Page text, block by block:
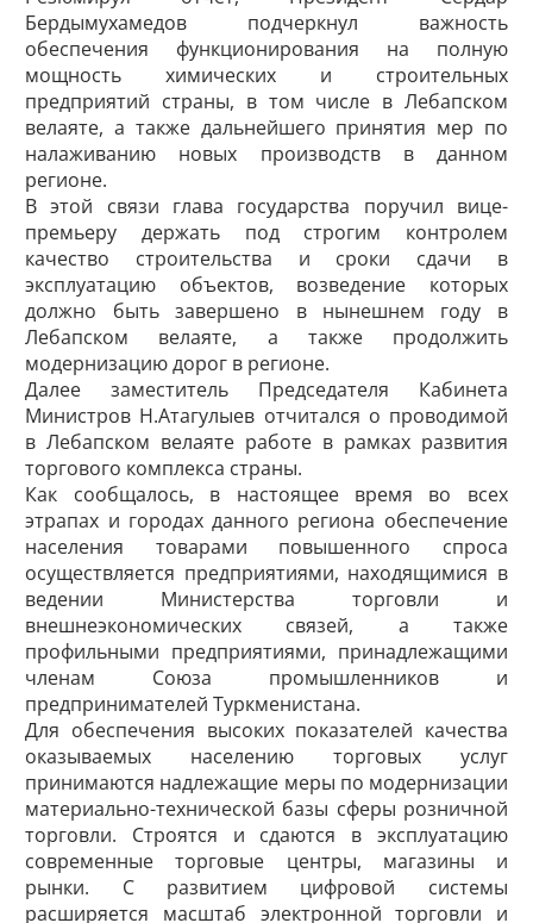
Бердымухамедов подчеркнул важность
обеспечения функционирования на полную
мощность химических и строительных
предприятий страны, в том числе в Лебапском
велаяте, а также дальнейшего принятия мер по
налаживанию новых производств в данном
регионе.
В этой связи глава государства поручил вице-
премьеру держать под строгим контролем
качество строительства и сроки сдачи в
эксплуатацию объектов, возведение которых
должно быть завершено в нынешнем году в
Лебапском велаяте, а также продолжить
модернизацию дорог в регионе.
Далее заместитель Председателя Кабинета
Министров Н.Атагулыев отчитался о проводимой
в Лебапском велаяте работе в рамках развития
торгового комплекса страны.
Как сообщалось, в настоящее время во всех
этрапах и городах данного региона обеспечение
населения товарами повышенного спроса
осуществляется предприятиями, находящимися в
ведении Министерства торговли и
внешнеэкономических связей, а также
профильными предприятиями, принадлежащими
членам Союза промышленников и
предпринимателей Туркменистана.
Для обеспечения высоких показателей качества
оказываемых населению торговых услуг
принимаются надлежащие меры по модернизации
материально-технической базы сферы розничной
торговли. Строятся и сдаются в эксплуатацию
современные торговые центры, магазины и
рынки. С развитием цифровой системы
расширяется масштаб электронной торговли и